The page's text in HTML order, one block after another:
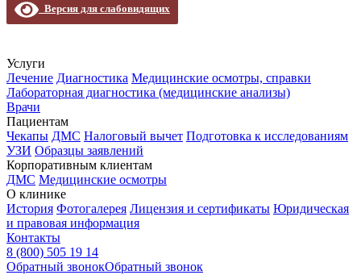
Версия для слабовидящих
Услуги
Лечение Диагностика Медицинские осмотры, справки
Лабораторная диагностика (медицинские анализы)
Врачи
Пациентам
Чекапы ДМС Налоговый вычет Подготовка к исследованиям
УЗИ Образцы заявлений
Корпоративным клиентам
ДМС Медицинские осмотры
О клинике
История Фотогалерея Лицензия и сертификаты Юридическая
и правовая информация
Контакты
8 (800) 505 19 14
Обратный звонокОбратный звонок